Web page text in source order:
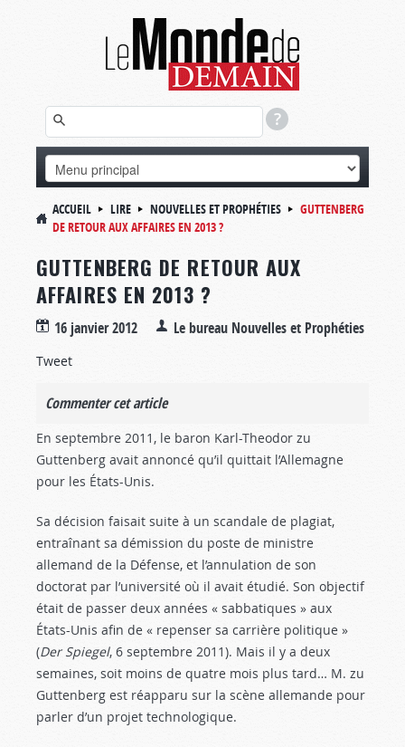
ACCUEIL LIRE NOUVELLES ET PROPHÉTIES
GUTTENBERG
DE RETOUR AUX AFFAIRES EN 2013 ?
GUTTENBERG DE RETOUR AUX
AFFAIRES EN 2013 ?
16 janvier 2012 Le bureau Nouvelles et Prophéties
Tweet
Commenter cet article
En septembre 2011, le baron Karl-Theodor zu
Guttenberg avait annoncé qu’il quittait l’Allemagne
pour les États-Unis.
Sa décision faisait suite à un scandale de plagiat,
entraînant sa démission du poste de ministre
allemand de la Défense, et l’annulation de son
doctorat par l’université où il avait étudié. Son objectif
était de passer deux années « sabbatiques » aux
États-Unis afin de « repenser sa carrière politique »
(Der Spiegel, 6 septembre 2011). Mais il y a deux
semaines, soit moins de quatre mois plus tard… M. zu
Guttenberg est réapparu sur la scène allemande pour
parler d’un projet technologique.